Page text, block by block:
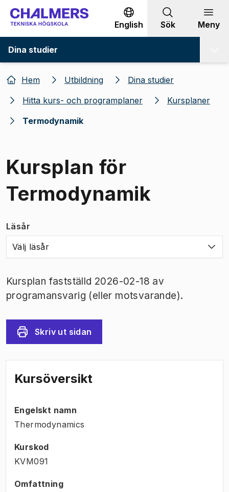
Gå till innehållet
English Sök Meny
Dina studier
Hem Utbildning
Dina studier
Hitta kurs- och programplaner
Kursplaner
Termodynamik
Kursplan för
Termodynamik
Läsår
Välj läsår
Kursplan fastställd 2026-02-18 av
programansvarig (eller motsvarande).
Skriv ut sidan
Kursöversikt
Engelskt namn
Thermodynamics
Kurskod
KVM091
Omfattning